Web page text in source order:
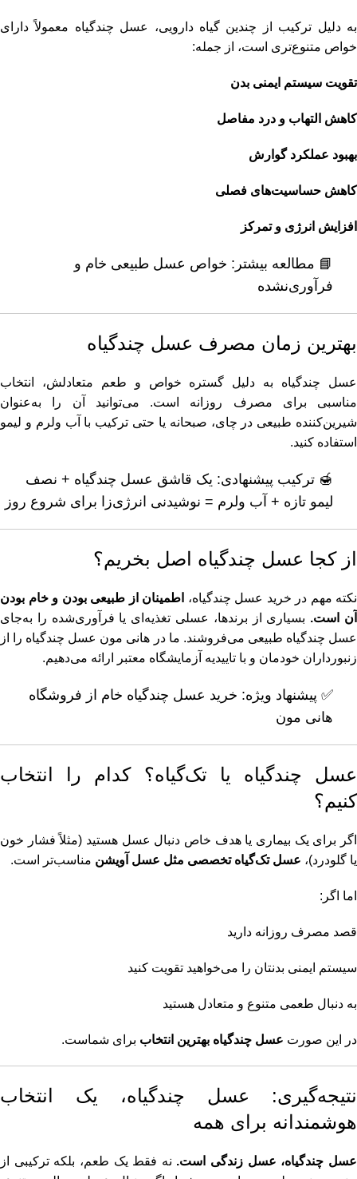
به دلیل ترکیب از چندین گیاه دارویی، عسل چندگیاه معمولاً دارای
خواص متنوع‌تری است، از جمله:
تقویت سیستم ایمنی بدن
کاهش التهاب و درد مفاصل
بهبود عملکرد گوارش
کاهش حساسیت‌های فصلی
افزایش انرژی و تمرکز
📘 مطالعه بیشتر: خواص عسل طبیعی خام و
فرآوری‌نشده
بهترین زمان مصرف عسل چندگیاه
عسل چندگیاه به دلیل گستره خواص و طعم متعادلش، انتخاب
مناسبی برای مصرف روزانه است. می‌توانید آن را به‌عنوان
شیرین‌کننده طبیعی در چای، صبحانه یا حتی ترکیب با آب ولرم و لیمو
استفاده کنید.
🍯 ترکیب پیشنهادی: یک قاشق عسل چندگیاه + نصف
لیمو تازه + آب ولرم = نوشیدنی انرژی‌زا برای شروع روز
از کجا عسل چندگیاه اصل بخریم؟
نکته مهم در خرید عسل چندگیاه، اطمینان از طبیعی بودن و خام بودن
آن است. بسیاری از برندها، عسلی تغذیه‌ای یا فرآوری‌شده را به‌جای
عسل چندگیاه طبیعی می‌فروشند. ما در هانی مون عسل چندگیاه را از
زنبورداران خودمان و با تاییدیه آزمایشگاه معتبر ارائه می‌دهیم.
✅ پیشنهاد ویژه: خرید عسل چندگیاه خام از فروشگاه
هانی مون
عسل چندگیاه یا تک‌گیاه؟ کدام را انتخاب
کنیم؟
اگر برای یک بیماری یا هدف خاص دنبال عسل هستید (مثلاً فشار خون
یا گلودرد)، عسل تک‌گیاه تخصصی مثل عسل آویشن مناسب‌تر است.
اما اگر:
قصد مصرف روزانه دارید
سیستم ایمنی بدنتان را می‌خواهید تقویت کنید
به دنبال طعمی متنوع و متعادل هستید
در این صورت عسل چندگیاه بهترین انتخاب برای شماست.
نتیجه‌گیری: عسل چندگیاه، یک انتخاب
هوشمندانه برای همه
عسل چندگیاه، عسل زندگی است. نه فقط یک طعم، بلکه ترکیبی از